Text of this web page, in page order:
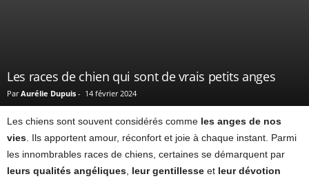
Les races de chien qui sont de vrais petits anges
Par Aurélie Dupuis - 14 février 2024
Les chiens sont souvent considérés comme les anges de nos
vies. Ils apportent amour, réconfort et joie à chaque instant. Parmi
les innombrables races de chiens, certaines se démarquent par
leurs qualités angéliques, leur gentillesse et leur dévotion